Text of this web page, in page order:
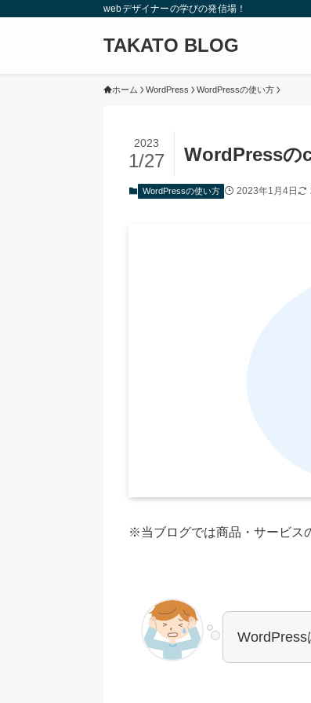
webデザイナーの学びの発信場！
TAKATO BLOG
ホーム WordPress WordPressの使い方
WordPressの
2023
1/27
WordPressの使い方 2023年1月4日
※当ブログでは商品・サービス
WordPress